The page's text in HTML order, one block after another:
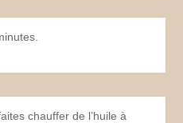
chauffer de l’huile à